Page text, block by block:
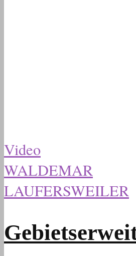
Video
WALDEMAR
LAUFERSWEILER